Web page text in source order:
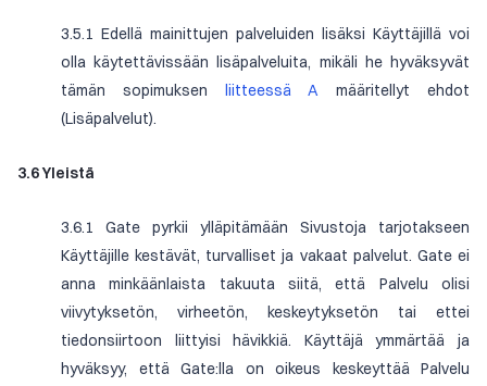
3.5.1 Edellä mainittujen palveluiden lisäksi Käyttäjillä voi
olla käytettävissään lisäpalveluita, mikäli he hyväksyvät
tämän sopimuksen liitteessä A määritellyt ehdot
(Lisäpalvelut).
3.6 Yleistä
3.6.1 Gate pyrkii ylläpitämään Sivustoja tarjotakseen
Käyttäjille kestävät, turvalliset ja vakaat palvelut. Gate ei
anna minkäänlaista takuuta siitä, että Palvelu olisi
viivytyksetön, virheetön, keskeytyksetön tai ettei
tiedonsiirtoon liittyisi hävikkiä. Käyttäjä ymmärtää ja
hyväksyy, että Gate:lla on oikeus keskeyttää Palvelu